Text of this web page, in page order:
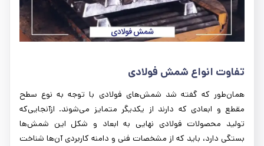
تفاوت انواع شمش فولادی
همان‌طور که گفته شد شمش‌های فولادی با توجه به نوع سطح
مقطع و ابعادی که دارند از یکدیگر متمایز می‌شوند. ازآنجایی‌که
تولید محصولات فولادی نهایی به ابعاد و شکل این شمش‌ها
بستگی دارد، باید که از مشخصات فنی و دامنه کاربردی آن‌ها شناخت